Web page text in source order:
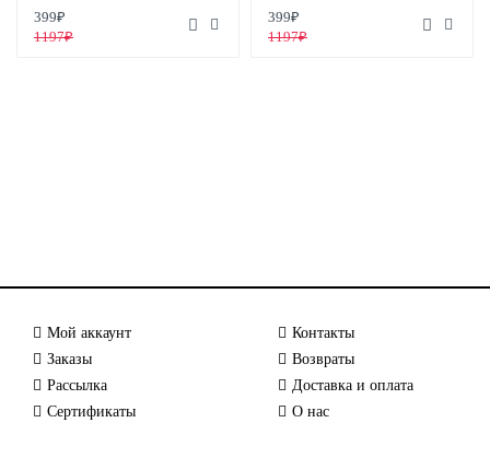
399₽
1197₽
399₽
1197₽
Мой аккаунт
Заказы
Рассылка
Сертификаты
Контакты
Возвраты
Доставка и оплата
О нас